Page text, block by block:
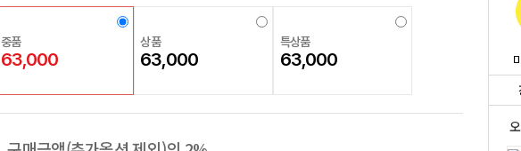
중품
63,000
상품
63,000
특상품
63,000